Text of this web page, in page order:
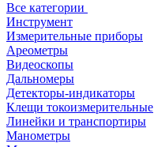
Все категории
Инструмент
Измерительные приборы
Ареометры
Видеоскопы
Дальномеры
Детекторы-индикаторы
Клещи токоизмерительные
Линейки и транспортиры
Манометры